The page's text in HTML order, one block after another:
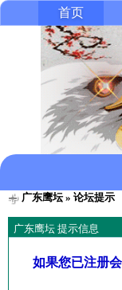
首页
广东鹰坛» 论坛提示
广东鹰坛 提示信息
如果您已注册